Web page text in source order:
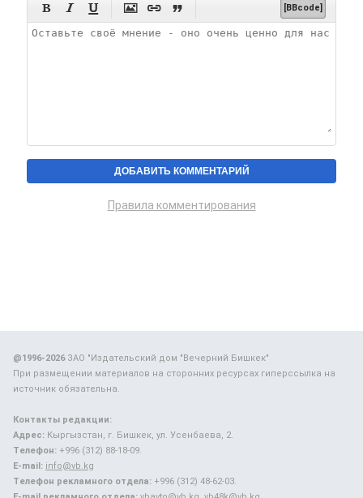
      [BBcode]
Правила комментирования
@1996-2026ЗАО "Издательский дом "Вечерний Бишкек"
При размещении материалов на сторонних ресурсах гиперссылка на
источник обязательна.
Контакты редакции:
Адрес: Кыргызстан, г. Бишкек, ул. Усенбаева, 2.
Телефон: +996 (312) 88-18-09.
E-mail: info@vb.kg
Телефон рекламного отдела: +996 (312) 48-62-03.